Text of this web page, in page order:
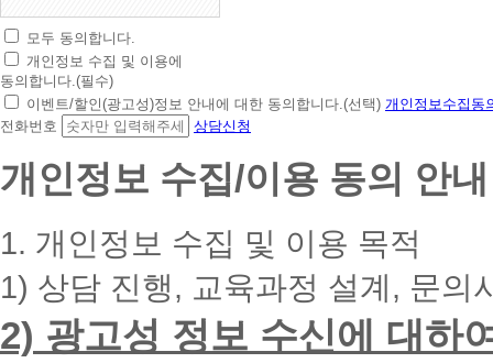
초
간
편
상
담
청
대
폰
입
력
모두 동의합니다.
개인정보 수집 및 이용에
동의합니다.(필수)
이벤트/할인(광고성)정보 안내에 대한 동의합니다.(선택) 개인정보수집동
전화번호
상담신청
개인정보 수집/이용 동의 안내
1. 개인정보 수집 및 이용 목적
1) 상담 진행, 교육과정 설계, 문의
2) 광고성 정보 수신에 대하